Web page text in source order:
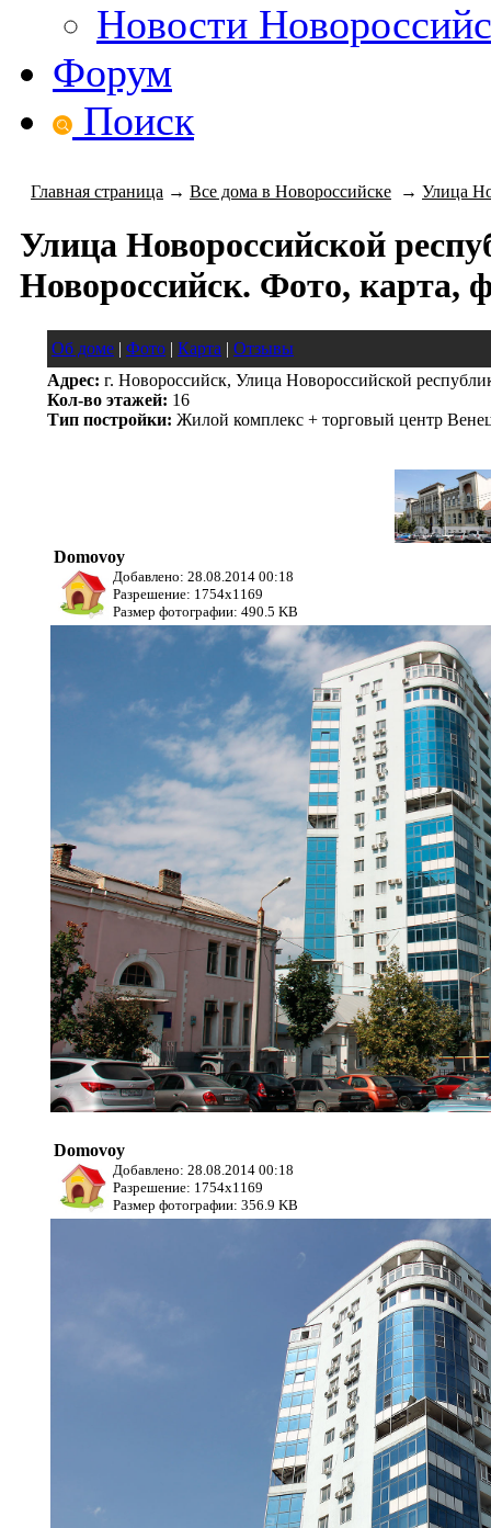
Новости
Форум
Поиск
Главная страница → Все дома в Новороссийске → Улица
Улица Новороссийской
Новороссийск. Фото, карта,
Об доме | Фото | Карта | Отзывы
Адрес: г. Новороссийск, Улица Новороссийской
Кол-во этажей: 16
Тип постройки: Жилой комплекс + торговый центр
Domovoy
Добавлено: 28.08.2014 00:18
Разрешение: 1754x1169
Размер фотографии: 490.5 KB
Domovoy
Добавлено: 28.08.2014 00:18
Разрешение: 1754x1169
Размер фотографии: 356.9 KB